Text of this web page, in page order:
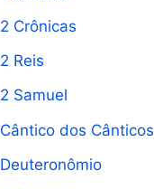
2 Crônicas
2 Reis
2 Samuel
Cântico dos Cânticos
Deuteronômio